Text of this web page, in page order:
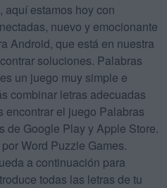
aquí estamos hoy con
nuevo y emocionante
Android, que está en nuestra
soluciones. Palabras
un juego muy simple e
combinar letras adecuadas
encontrar el juego Palabras
de Google Play y Apple Store.
Word Puzzle Games.
a continuación para
todas las letras de tu